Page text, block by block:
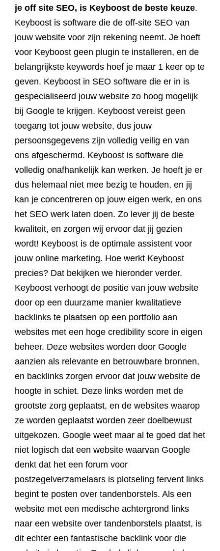
je off site SEO, is Keyboost de beste keuze.
Keyboost is software die de off-site SEO van
jouw website voor zijn rekening neemt. Je hoeft
voor Keyboost geen plugin te installeren, en de
belangrijkste keywords hoef je maar 1 keer op te
geven. Keyboost in SEO software die er in is
gespecialiseerd jouw website zo hoog mogelijk
bij Google te krijgen. Keyboost vereist geen
toegang tot jouw website, dus jouw
persoonsgegevens zijn volledig veilig en van
ons afgeschermd. Keyboost is software die
volledig onafhankelijk kan werken. Je hoeft je er
dus helemaal niet mee bezig te houden, en jij
kan je concentreren op jouw eigen werk, en ons
het SEO werk laten doen. Zo lever jij de beste
kwaliteit, en zorgen wij ervoor dat jij gezien
wordt! Keyboost is de optimale assistent voor
jouw online marketing. Hoe werkt Keyboost
precies? Dat bekijken we hieronder verder.
Keyboost verhoogt de positie van jouw website
door op een duurzame manier kwalitatieve
backlinks te plaatsen op een portfolio aan
websites met een hoge credibility score in eigen
beheer. Deze websites worden door Google
aanzien als relevante en betrouwbare bronnen,
en backlinks zorgen ervoor dat jouw website de
hoogte in schiet. Deze links worden met de
grootste zorg geplaatst, en de websites waarop
ze worden geplaatst worden zeer doelbewust
uitgekozen. Google weet maar al te goed dat het
niet logisch dat een website waarvan Google
denkt dat het een forum voor
postzegelverzamelaars is plotseling fervent links
begint te posten over tandenborstels. Als een
website met een medische achtergrond links
naar een website over tandenborstels plaatst, is
dit echter een fantastische backlink voor die